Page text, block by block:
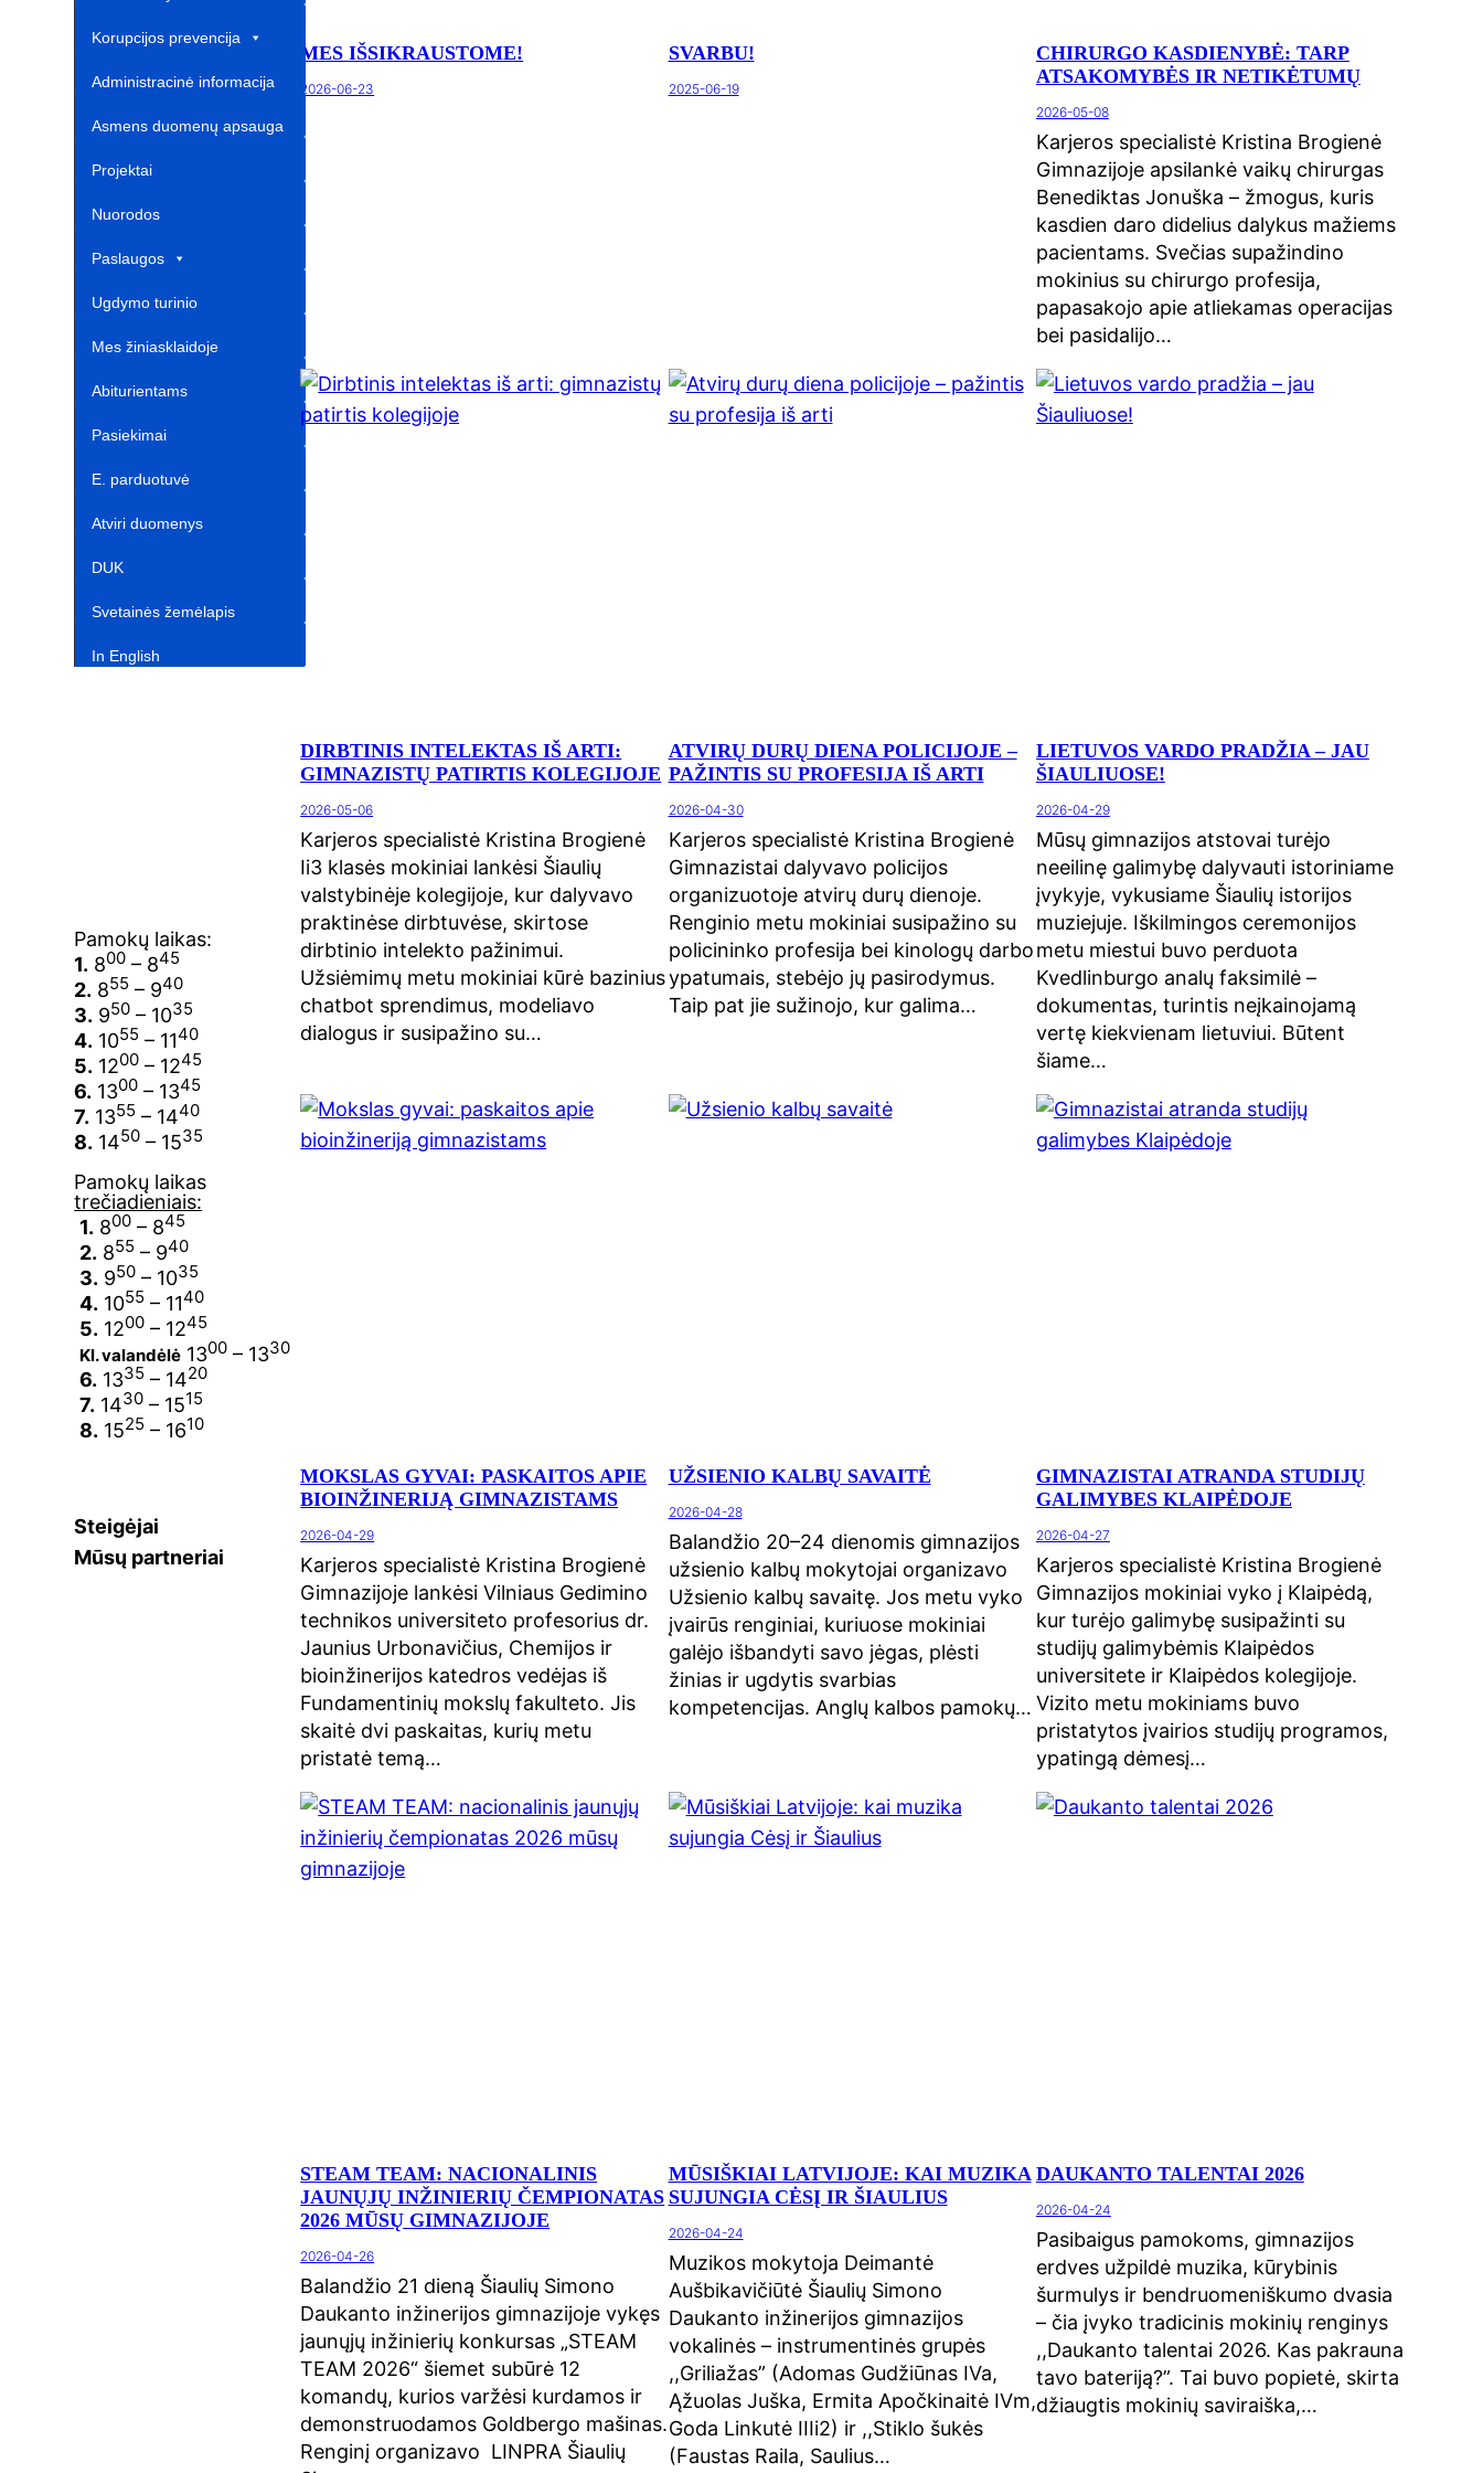
Korupcijos prevencija
Administracinė informacija
Asmens duomenų apsauga
Projektai‎
Nuorodos ‎ ‎ ‎ ‎ ‎ ‎ ‎ ‎ ‎ ‎ ‎‎
Paslaugos
Ugdymo turinio
atnaujinimas‎
Mes žiniasklaidoje‎
Abiturientams‎‎
Pasiekimai
E. parduotuvė ‎ ‎ ‎ ‎ ‎ ‎ ‎ ‎ ‎ ‎ ‎ ‎ ‎
Atviri duomenys
DUK
Svetainės žemėlapis
In English‎
Pamokų laikas:
1. 800 – 845
2. 855 – 940
3. 950 – 1035
4. 1055 – 1140
5. 1200 – 1245
6. 1300 – 1345
7. 1355 – 1440
8. 1450 – 1535
Pamokų laikas
trečiadieniais:
1. 800 – 845
2. 855 – 940
3. 950 – 1035
4. 1055 – 1140
5. 1200 – 1245
Kl. valandėlė 1300 – 1330
6. 1335 – 1420
7. 1430 – 1515
8. 1525 – 1610
Steigėjai
Mūsų partneriai
MES IŠSIKRAUSTOME!
2026-06-23
SVARBU!
2025-06-19
CHIRURGO KASDIENYBĖ: TARP
ATSAKOMYBĖS IR NETIKĖTUMŲ
2026-05-08
Karjeros specialistė Kristina Brogienė
Gimnazijoje apsilankė vaikų chirurgas
Benediktas Jonuška – žmogus, kuris
kasdien daro didelius dalykus mažiems
pacientams. Svečias supažindino
mokinius su chirurgo profesija,
papasakojo apie atliekamas operacijas
bei pasidalijo…
DIRBTINIS INTELEKTAS IŠ ARTI:
GIMNAZISTŲ PATIRTIS KOLEGIJOJE
2026-05-06
Karjeros specialistė Kristina Brogienė
Ii3 klasės mokiniai lankėsi Šiaulių
valstybinėje kolegijoje, kur dalyvavo
praktinėse dirbtuvėse, skirtose
dirbtinio intelekto pažinimui.
Užsiėmimų metu mokiniai kūrė bazinius
chatbot sprendimus, modeliavo
dialogus ir susipažino su…
ATVIRŲ DURŲ DIENA POLICIJOJE –
PAŽINTIS SU PROFESIJA IŠ ARTI
2026-04-30
Karjeros specialistė Kristina Brogienė
Gimnazistai dalyvavo policijos
organizuotoje atvirų durų dienoje.
Renginio metu mokiniai susipažino su
policininko profesija bei kinologų darbo
ypatumais, stebėjo jų pasirodymus.
Taip pat jie sužinojo, kur galima…
LIETUVOS VARDO PRADŽIA – JAU
ŠIAULIUOSE!
2026-04-29
Mūsų gimnazijos atstovai turėjo
neeilinę galimybę dalyvauti istoriniame
įvykyje, vykusiame Šiaulių istorijos
muziejuje. Iškilmingos ceremonijos
metu miestui buvo perduota
Kvedlinburgo analų faksimilė –
dokumentas, turintis neįkainojamą
vertę kiekvienam lietuviui. Būtent
šiame…
MOKSLAS GYVAI: PASKAITOS APIE
BIOINŽINERIJĄ GIMNAZISTAMS
2026-04-29
Karjeros specialistė Kristina Brogienė
Gimnazijoje lankėsi Vilniaus Gedimino
technikos universiteto profesorius dr.
Jaunius Urbonavičius, Chemijos ir
bioinžinerijos katedros vedėjas iš
Fundamentinių mokslų fakulteto. Jis
skaitė dvi paskaitas, kurių metu
pristatė temą…
UŽSIENIO KALBŲ SAVAITĖ
2026-04-28
Balandžio 20–24 dienomis gimnazijos
užsienio kalbų mokytojai organizavo
Užsienio kalbų savaitę. Jos metu vyko
įvairūs renginiai, kuriuose mokiniai
galėjo išbandyti savo jėgas, plėsti
žinias ir ugdytis svarbias
kompetencijas. Anglų kalbos pamokų…
GIMNAZISTAI ATRANDA STUDIJŲ
GALIMYBES KLAIPĖDOJE
2026-04-27
Karjeros specialistė Kristina Brogienė
Gimnazijos mokiniai vyko į Klaipėdą,
kur turėjo galimybę susipažinti su
studijų galimybėmis Klaipėdos
universitete ir Klaipėdos kolegijoje.
Vizito metu mokiniams buvo
pristatytos įvairios studijų programos,
ypatingą dėmesį…
STEAM TEAM: NACIONALINIS
JAUNŲJŲ INŽINIERIŲ ČEMPIONATAS
2026 MŪSŲ GIMNAZIJOJE
2026-04-26
Balandžio 21 dieną Šiaulių Simono
Daukanto inžinerijos gimnazijoje vykęs
jaunųjų inžinierių konkursas „STEAM
TEAM 2026“ šiemet subūrė 12
komandų, kurios varžėsi kurdamos ir
demonstruodamos Goldbergo mašinas.
Renginį organizavo LINPRA Šiaulių
MŪSIŠKIAI LATVIJOJE: KAI MUZIKA
SUJUNGIA CĖSĮ IR ŠIAULIUS
2026-04-24
Muzikos mokytoja Deimantė
Aušbikavičiūtė Šiaulių Simono
Daukanto inžinerijos gimnazijos
vokalinės – instrumentinės grupės
,,Griliažas” (Adomas Gudžiūnas IVa,
Ąžuolas Juška, Ermita Apočkinaitė IVm,
Goda Linkutė IIIi2) ir ,,Stiklo šukės
(Faustas Raila, Saulius…
DAUKANTO TALENTAI 2026
2026-04-24
Pasibaigus pamokoms, gimnazijos
erdves užpildė muzika, kūrybinis
šurmulys ir bendruomeniškumo dvasia
– čia įvyko tradicinis mokinių renginys
,,Daukanto talentai 2026. Kas pakrauna
tavo bateriją?”. Tai buvo popietė, skirta
džiaugtis mokinių saviraiška,…